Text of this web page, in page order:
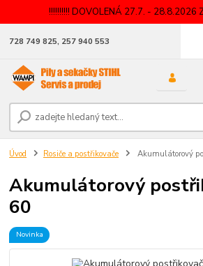
!!!!!!!!!! DOVOLENÁ 27.7. - 28.8.2026
728 749 825, 257 940 553
Úvod Rosiče a postřikovače Akumulátorový
Akumulátorový
60
Novinka